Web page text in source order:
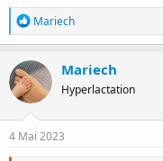
R
é
a
c
t
i
o
n
s
Mariech
Mariech
Hyperlactation
4 Mai 2023